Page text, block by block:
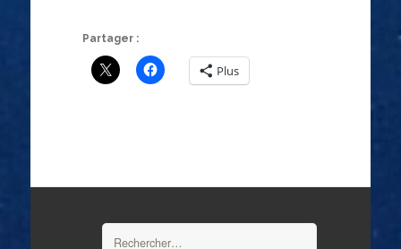
Partager :
Plus